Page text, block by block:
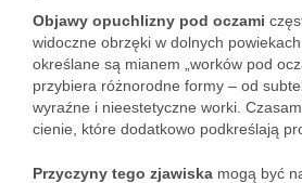
Objawy opuchlizny pod oczami
widoczne obrzęki w dolnych
określane są mianem „worków pod
przybiera różnorodne formy – od
wyraźne i nieestetyczne worki.
cienie, które dodatkowo podkreślają
Przyczyny tego zjawiska mogą być